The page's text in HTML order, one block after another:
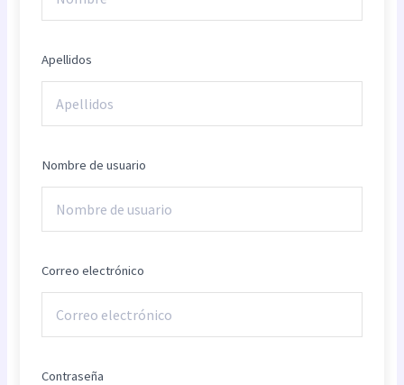
Apellidos
Nombre de usuario
Correo electrónico
Contraseña